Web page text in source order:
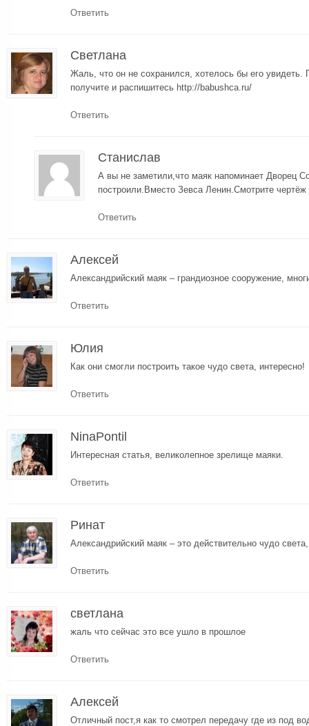
Ответить
Светлана
Жаль, что он не сохранился, хотелось бы его увидеть.
получите и распишитесь http://babushca.ru/
Ответить
Станислав
А вы не заметили,что маяк напоминает Дворец
построили.Вместо Зевса Ленин.Смотрите чертёж
Ответить
Алексей
Александрийский маяк – грандиозное сооружение,
Ответить
Юлия
Как они смогли построить такое чудо света, интересно!
Ответить
NinaPontil
Интересная статья, великолепное зрелище маяки.
Ответить
Ринат
Александрийский маяк – это действительно чудо
Ответить
светлана
жаль что сейчас это все ушло в прошлое
Ответить
Алексей
Отличный пост,я как то смотрел передачу где из под